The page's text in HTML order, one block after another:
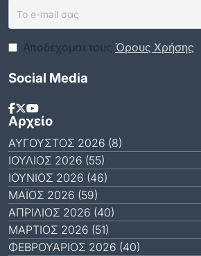
Αποδέχομαι τους Όρους Χρήσης.
Social Media
Αρχείο
ΑΎΓΟΥΣΤΟΣ 2026 (8)
ΙΟΎΛΙΟΣ 2026 (55)
ΙΟΎΝΙΟΣ 2026 (46)
ΜΆΙΟΣ 2026 (59)
ΑΠΡΊΛΙΟΣ 2026 (40)
ΜΆΡΤΙΟΣ 2026 (51)
ΦΕΒΡΟΥΆΡΙΟΣ 2026 (40)